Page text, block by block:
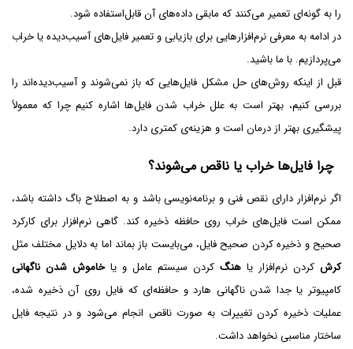
را به گونه‌ای تعمیر می‌کنند که مابقی داده‌های آن قابل‌استفاده شود.
در ادامه به معرفی نرم‌افزارهایی برای بازیابی و تعمیر فایل‌های آسیب‌دیده یا خراب
می‌پردازیم. با ما باشید.
قبل از اینکه روش‌های حل مشکل فایل‌هایی که باز نمی‌شوند و آسیب‌دیده‌اند را
بررسی کنیم، بهتر است به علل خراب شدن فایل‌ها اشاره کنیم چرا که معمولاً
پیشگیری بهتر از درمان است و هزینه‌ی کمتری دارد.
چرا فایل‌ها خراب یا ناقص می‌شوند؟
اگر نرم‌افزار دارای نقص فنی و برنامه‌نویسی باشد و به اصطلاح باگ داشته باشد،
ممکن است فایل‌های خراب روی حافظه ذخیره کند. گاهی نرم‌افزار برای کارکرد
صحیح و ذخیره کردن صحیح فایل، می‌بایست باز بماند اما به دلایل مختلف مثل
کرش کردن نرم‌افزار یا هنگ کردن سیستم عامل و یاخاموش شدن ناگهانی
کامپیوتر یا جدا شدن ناگهانی هارد و حافظه‌ای که فایل روی آن ذخیره شده،
عملیات ذخیره کردن تغییرات به صورت ناقص انجام می‌شود و در نتیجه فایل
ساختار مناسبی نخواهد داشت.